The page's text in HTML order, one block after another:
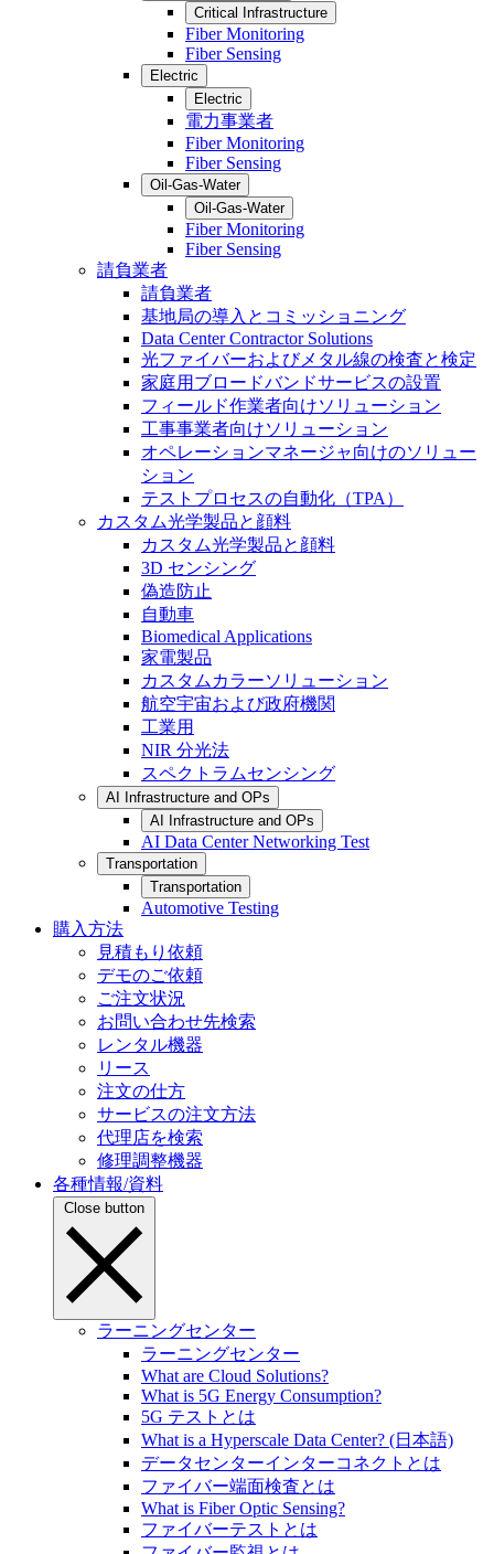
Critical Infrastructure
Fiber Monitoring
Fiber Sensing
Electric
Electric
電力事業者
Fiber Monitoring
Fiber Sensing
Oil-Gas-Water
Oil-Gas-Water
Fiber Monitoring
Fiber Sensing
請負業者
請負業者
基地局の導入とコミッショニング
Data Center Contractor Solutions
光ファイバーおよびメタル線の検査と検定
家庭用ブロードバンドサービスの設置
フィールド作業者向けソリューション
工事事業者向けソリューション
オペレーションマネージャ向けのソリュー
ション
テストプロセスの自動化（TPA）
カスタム光学製品と顔料
カスタム光学製品と顔料
3D センシング
偽造防止
自動車
Biomedical Applications
家電製品
カスタムカラーソリューション
航空宇宙および政府機関
工業用
NIR 分光法
スペクトラムセンシング
AI Infrastructure and OPs
AI Infrastructure and OPs
AI Data Center Networking Test
Transportation
Transportation
Automotive Testing
購入方法
見積もり依頼
デモのご依頼
ご注文状況
お問い合わせ先検索
レンタル機器
リース
注文の仕方
サービスの注文方法
代理店を検索
修理調整機器
各種情報/資料
Close button
ラーニングセンター
ラーニングセンター
What are Cloud Solutions?
What is 5G Energy Consumption?
5G テストとは
What is a Hyperscale Data Center? (日本語)
データセンターインターコネクトとは
ファイバー端面検査とは
What is Fiber Optic Sensing?
ファイバーテストとは